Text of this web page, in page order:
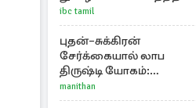
ibc tamil
புதன்–சுக்கிரன்
சேர்க்கையால் லாப
திருஷ்டி யோகம்:
அதிர்ஷ்டம் பெறும் டாப் 3
ராசிகள்!
manithan